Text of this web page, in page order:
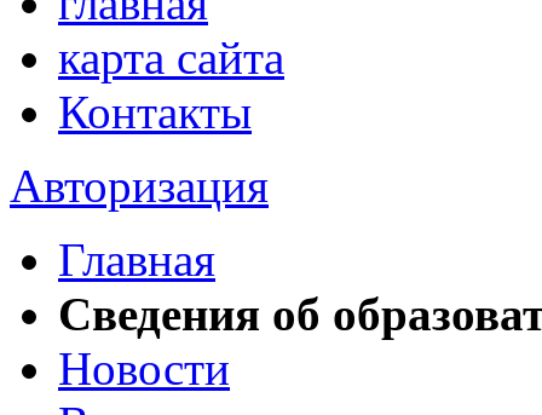
карта сайта
Контакты
Авторизация
Главная
Сведения об
Новости